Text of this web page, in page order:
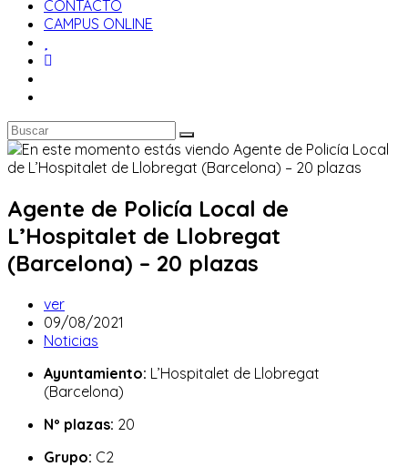
CONTACTO
CAMPUS ONLINE
Agente de Policía Local de
L’Hospitalet de Llobregat
(Barcelona) – 20 plazas
Autor
de
la
ver
Publicación
de
entrada:
09/08/2021
Categoría
la
entrada:
Noticias
Ayuntamiento: L’Hospitalet de Llobregat
(Barcelona)
Nº plazas: 20
Grupo: C2